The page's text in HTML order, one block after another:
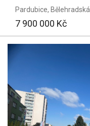
Pardubice, Bělehradská
7 900 000 Kč